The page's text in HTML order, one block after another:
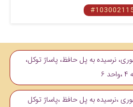
نرسیده به پل حافظ، پاساژ توکل،
،نرسیده به پل حافظ ،پاساژ توکل